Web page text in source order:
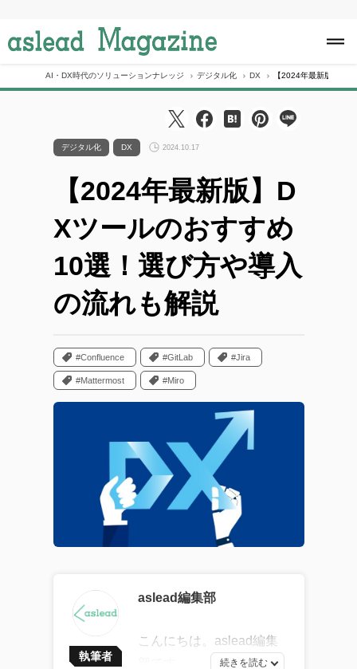
c
AI・DX時代のソリューションナレッジ デジタル化 DX 【2024年最新版】DX
デジタル化 DX 2024.10.17
【2024年最新版】D
Xツールのおすすめ
10選！選び方や導入
の流れも解説
#Confluence #GitLab #Jira
#Mattermost #Miro
執筆者
aslead編集部
こんにちは。aslead編集